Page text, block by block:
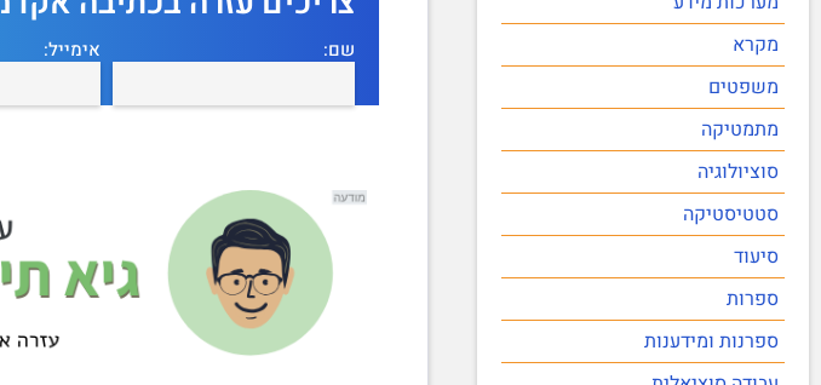
מקרא
משפטים
מתמטיקה
סוציולוגיה
סטטיסטיקה
סיעוד
ספרות
ספרנות ומידענות
שם: אימייל: